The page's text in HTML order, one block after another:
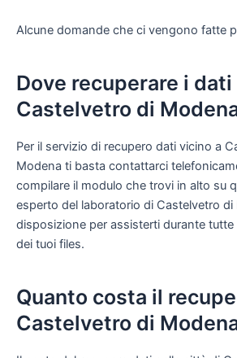
Alcune domande che ci vengono fatte
Dove recuperare i dati
Castelvetro di
Per il servizio di recupero dati vicino a
Modena ti basta contattarci
compilare il modulo che trovi in alto su
esperto del laboratorio di Castelvetro di
disposizione per assisterti durante tutte
dei tuoi files.
Quanto costa il
Castelvetro di